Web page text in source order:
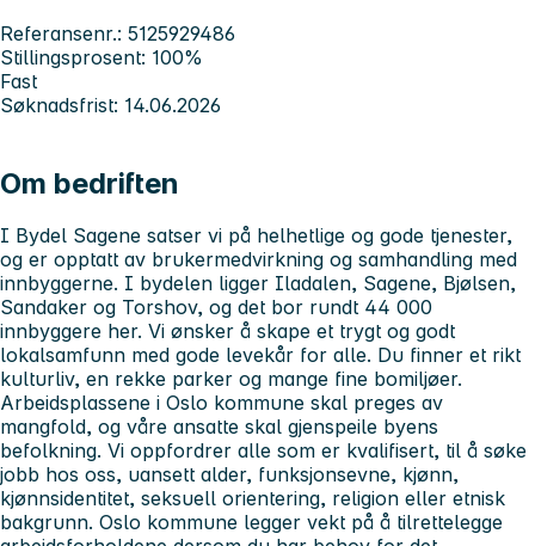
Referansenr.: 5125929486
Stillingsprosent: 100%
Fast
Søknadsfrist: 14.06.2026
Om bedriften
I Bydel Sagene satser vi på helhetlige og gode tjenester,
og er opptatt av brukermedvirkning og samhandling med
innbyggerne. I bydelen ligger Iladalen, Sagene, Bjølsen,
Sandaker og Torshov, og det bor rundt 44 000
innbyggere her. Vi ønsker å skape et trygt og godt
lokalsamfunn med gode levekår for alle. Du finner et rikt
kulturliv, en rekke parker og mange fine bomiljøer.
Arbeidsplassene i Oslo kommune skal preges av
mangfold, og våre ansatte skal gjenspeile byens
befolkning. Vi oppfordrer alle som er kvalifisert, til å søke
jobb hos oss, uansett alder, funksjonsevne, kjønn,
kjønnsidentitet, seksuell orientering, religion eller etnisk
bakgrunn. Oslo kommune legger vekt på å tilrettelegge